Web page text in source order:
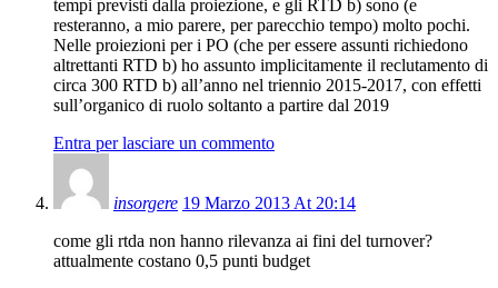
tempi previsti dalla proiezione, e gli RTD b) sono (e
resteranno, a mio parere, per parecchio tempo) molto pochi.
Nelle proiezioni per i PO (che per essere assunti richiedono
altrettanti RTD b) ho assunto implicitamente il reclutamento di
circa 300 RTD b) all’anno nel triennio 2015-2017, con effetti
sull’organico di ruolo soltanto a partire dal 2019
Entra per lasciare un commento
insorgere 19 Marzo 2013 At 20:14
come gli rtda non hanno rilevanza ai fini del turnover?
attualmente costano 0,5 punti budget